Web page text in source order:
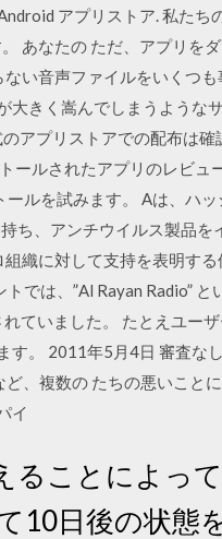
アプリストア. 私たち
あなたの ただ、アプリを
い音声ファイルをいくつ
きく嵩んでしまうような
アプリストアでの配布は確
ールされたアプリのレビュ
ルを試みます。 Aは、ハ
ち、アンチウイルス製品を
織に対して支持を表明す
では、”Al Rayan Radio”
ていました。 たとえユー
す。 2011年5月4日 審査な
、複数の たちの悪いこと
イ
ことによっ
10日後の状態